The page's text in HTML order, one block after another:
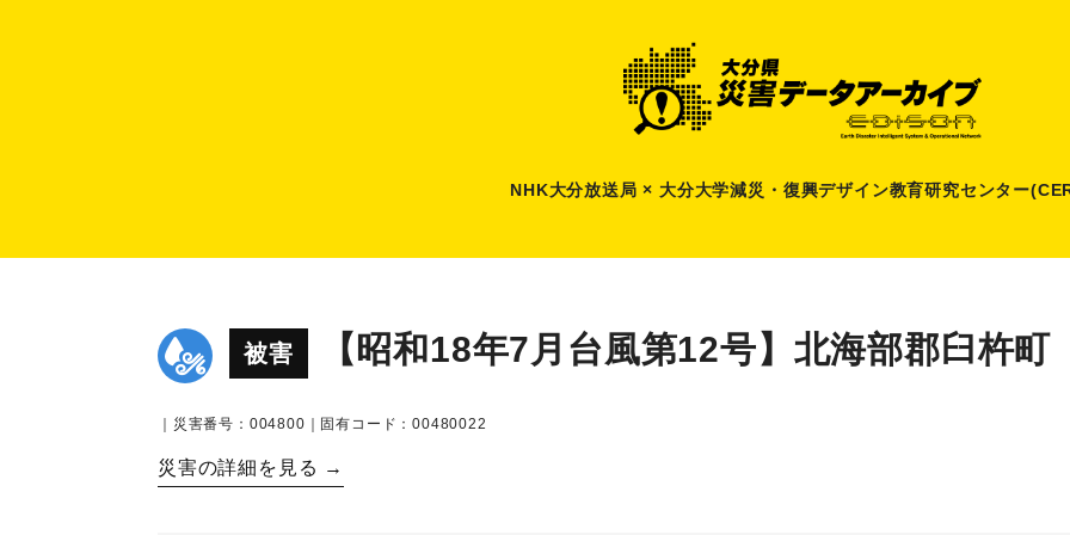
NHK大分放送局 × 大分大学減災 ・ 復興デザイン教育研究センター
被害 【昭和18年7月台風第12号】北海部郡臼杵町
｜災害番号：004800｜固有コード：00480022
災害の詳細を見る →